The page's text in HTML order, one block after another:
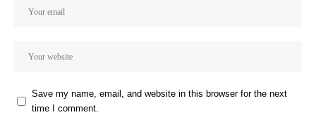
Save my name, email, and website in this browser for the next
time I comment.